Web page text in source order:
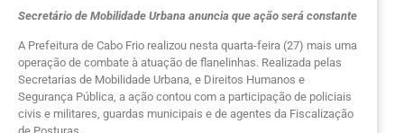
Secretário de Mobilidade Urbana anuncia que ação será constante
A Prefeitura de Cabo Frio realizou nesta quarta-feira (27) mais uma
operação de combate à atuação de flanelinhas. Realizada pelas
Secretarias de Mobilidade Urbana, e Direitos Humanos e
Segurança Pública, a ação contou com a participação de policiais
civis e militares, guardas municipais e de agentes da Fiscalização